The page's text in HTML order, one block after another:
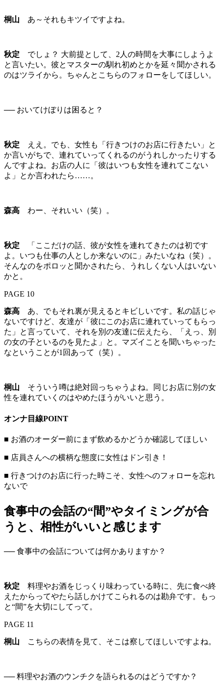
桐山 あ～それもキツイですよね。
秋定 でしょ？ 大前提として、2人の時間を大事にしようよ
と言いたい。彼とマスターの馴れ初めとかを延々聞かされる
のはツライから。ちゃんとこちらのフォローをしてほしい。
── おいてけぼりは困ると？
秋定
ええ。でも、女性も「行きつけのお店に行きたい」と
か言いがちで、連れていってくれるのがうれしかったりする
んですよね。お店の人に「彼はいつも女性を連れてこない
よ」とか言われたら……。
森高 わー、それいい（笑）。
秋定
「ここだけの話、彼が女性を連れてきたのは初です
よ。いつも仕事の人としか来ないのに」みたいなね（笑）。
そんなのをポロッと聞かされたら、うれしくない人はいない
かと。
PAGE 10
森高 あ、でもそれ裏が見えるとキビしいです。私の話じゃ
ないですけど、友達が「彼にこのお店に連れていってもらっ
た」と言っていて、それを別の友達に伝えたら、「えっ、別
の女の子といるのを見たよ」と。マズイことを聞いちゃった
なということが1回あって（笑）。
桐山 そういう噂は絶対回っちゃうよね。同じお店に別の女
性を連れていくのはやめたほうがいいと思う。
オンナ目線POINT
■ お酒のオーダー前にまず飲めるかどうか確認してほしい
■ 店員さんへの横柄な態度に女性はドン引き！
■ 行きつけのお店に行った時こそ、女性へのフォローを忘れ
ないで
食事中の会話の“間”やタイミングが合
うと、相性がいいと感じます
── 食事中の会話については何かありますか？
秋定 料理やお酒をじっくり味わっている時に、先に食べ終
えたからってやたら話しかけてこられるのは勘弁です。もっ
と“間”を大切にしてって。
PAGE 11
桐山 こちらの表情を見て、そこは察してほしいですよね。
── 料理やお酒のウンチクを語られるのはどうですか？